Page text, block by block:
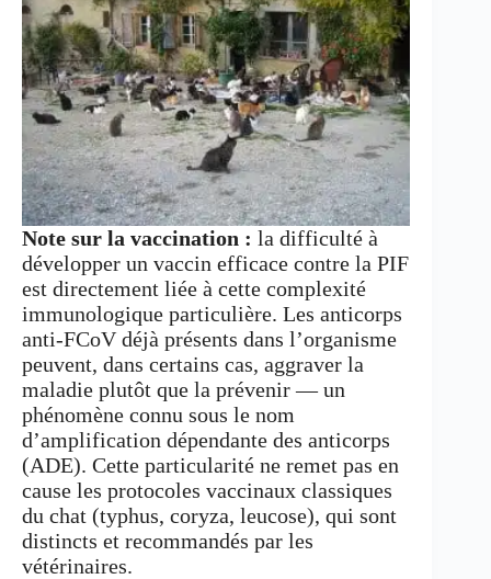
Note sur la vaccination : la difficulté à
développer un vaccin efficace contre la PIF
est directement liée à cette complexité
immunologique particulière. Les anticorps
anti-FCoV déjà présents dans l’organisme
peuvent, dans certains cas, aggraver la
maladie plutôt que la prévenir — un
phénomène connu sous le nom
d’amplification dépendante des anticorps
(ADE). Cette particularité ne remet pas en
cause les protocoles vaccinaux classiques
du chat (typhus, coryza, leucose), qui sont
distincts et recommandés par les
vétérinaires.